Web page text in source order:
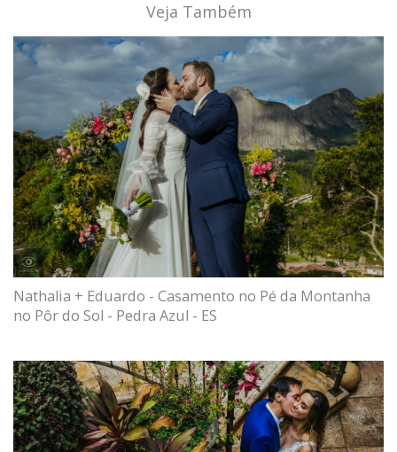
Veja Também
Nathalia + Eduardo - Casamento no Pé da Montanha
no Pôr do Sol - Pedra Azul - ES